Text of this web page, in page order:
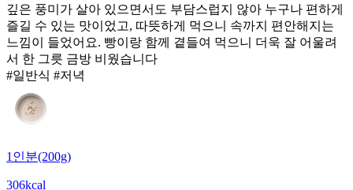
깊은 풍미가 살아 있으면서도 부담스럽지 않아 누구나 편하게
즐길 수 있는 맛이었고, 따뜻하게 먹으니 속까지 편안해지는
느낌이 들었어요. 빵이랑 함께 곁들여 먹으니 더욱 잘 어울려
서 한 그릇 금방 비웠습니다
#일반식 #저녁
1인분(200g)
306kcal